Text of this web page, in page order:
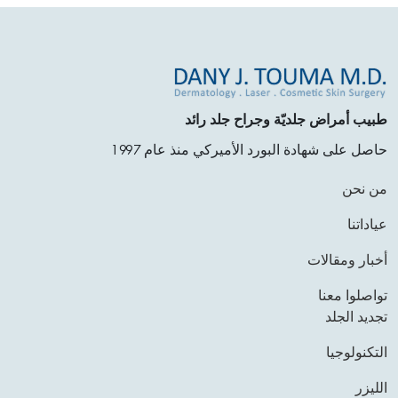
طبيب أمراض جلديّة وجراح جلد رائد
حاصل على شهادة البورد الأميركي منذ عام 1997
من نحن
عياداتنا
أخبار ومقالات
تواصلوا معنا
تجديد الجلد
التكنولوجيا
الليزر